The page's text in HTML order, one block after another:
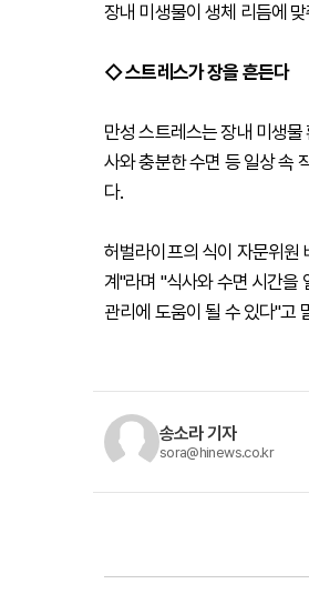
장내 미생물이 생체 리듬에
◇ 스트레스가 장을 흔든다
만성 스트레스는 장내 미생
사와 충분한 수면 등 일상 속
다.
허벌라이프의 식이 자문위원
계"라며 "식사와 수면 시간을
관리에 도움이 될 수 있다"고
송소라 기자
sora@hinews.co.kr